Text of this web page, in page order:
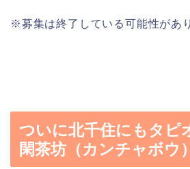
※募集は終了している可能性があ
ついに北千住にもタピ
閑茶坊（カンチャボウ